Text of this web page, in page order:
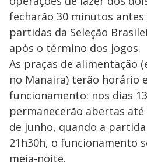
fecharão 30 minutos
partidas da Seleção
após o término dos jogos.
As praças de alimentação
no Manaira) terão horário
funcionamento: nos dias
permanecerão abertas até
de junho, quando a
21h30h, o funcionamento
meia-noite.